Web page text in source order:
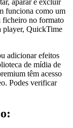
aparar e excluir
funciona como um
ficheiro no formato
player, QuickTime
adicionar efeitos
de mídia de
têm acesso
Podes verificar